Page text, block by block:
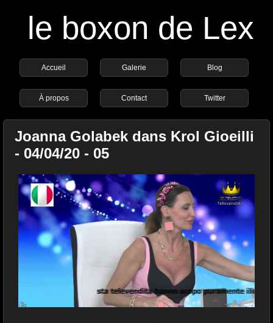
le boxon de Lex
Accueil Galerie Blog
À propos Contact Twitter
Joanna Golabek dans Krol Gioeilli
- 04/04/20 - 05